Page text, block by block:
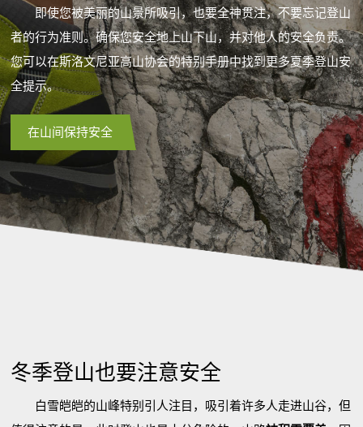
即使您被美丽的山景所吸引，也要全神贯注，不要忘记登山
者的行为准则。确保您安全地上山下山，并对他人的安全负责。
您可以在斯洛文尼亚高山协会的特别手册中找到更多夏季登山安
全提示。
在山间保持安全
冬季登山也要注意安全
白雪皑皑的山峰特别引人注目，吸引着许多人走进山谷，但